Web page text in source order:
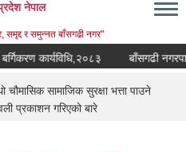
प्रदेश नेपाल
समृद्द र समुन्नत बाँसगढी नगर"
कार्यविधि,२०८३ बाँसगढी
सामाजिक सुरक्षा भत्ता पाउने
प्रकाशन गरिएको बारे